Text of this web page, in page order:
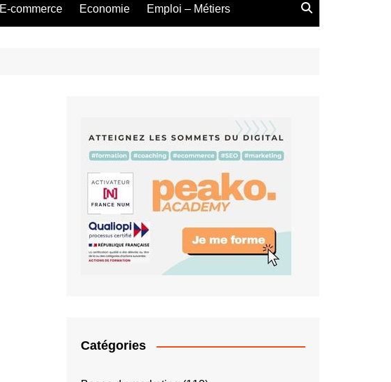
E-commerce Economie Emploi – Métiers
Catégories